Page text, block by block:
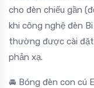
cho đèn chiếu gần
khi công nghệ đèn
thường được cài
phản xạ.
🚘 Bóng đèn con cú